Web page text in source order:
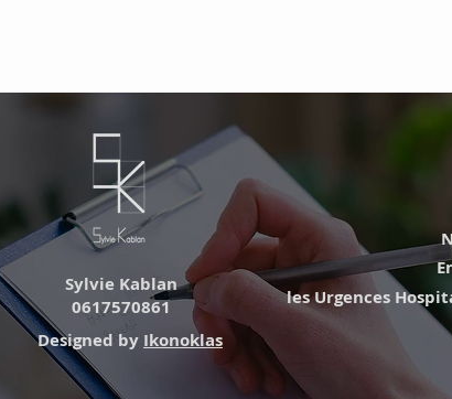
Sylvie Kablan
0617570861
Designed by Ikonoklas
les Urgences